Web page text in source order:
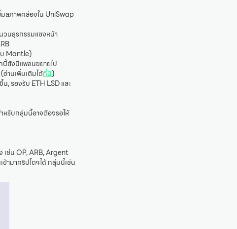
สภาพคล่องใน UniSwap
วนธุรกรรมแซงหน้า
บ Mantle)
นี้ยังมีแพลนขยายไป
านเพิ่มเติมได้ที่นี่)
, รองรับ ETH LSD และ
หรับกลุ่มนี้อาจต้องรอให้
เช่น OP, ARB, Argent
ามาคริปโตฯได้ กลุ่มนี้เช่น